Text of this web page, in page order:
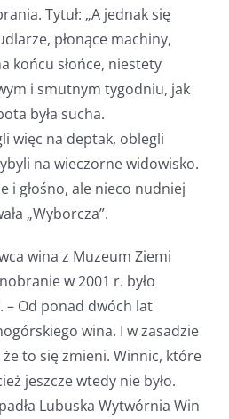
Tytuł: „A jednak się
płonące machiny,
końcu słońce, niestety
i smutnym tygodniu, jak
była sucha.
więc na deptak, oblegli
na wieczorne widowisko.
i głośno, ale nieco nudniej
„Wyborcza”.
wina z Muzeum Ziemi
w 2001 r. było
– Od ponad dwóch lat
wina. I w zasadzie
to się zmieni. Winnic, które
jeszcze wtedy nie było.
Lubuska Wytwórnia Win